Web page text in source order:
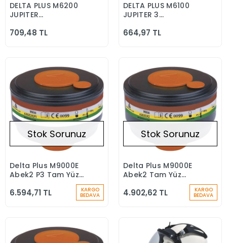
Stokta Yok
DELTA PLUS M6200
JUPITER
MASKE
709,48 TL
Stokta Yok
DELTA PLUS M6100
JUPITER 3
MASKE TEK KARTUŞLA
664,97 TL
Stokta Yok
Stok Sorunuz
Delta Plus M9000E
Abek2 P3 Tam Yüz
Maske Filtresi 1 Adet
6.594,71 TL KARGO
BEDAVA
Stokta Yok
Stok Sorunuz
Delta Plus M9000E
Abek2 Tam Yüz
Adet)
4.902,62 TL KARGO
BEDAVA